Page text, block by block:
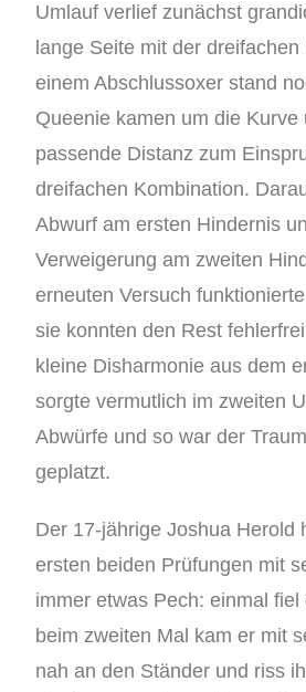
Umlauf verlief zunächst
lange Seite mit der
einem Abschlussoxer stand
Queenie kamen um die Kurve
passende Distanz zum
dreifachen Kombination.
Abwurf am ersten Hindernis
Verweigerung am zweiten
erneuten Versuch
sie konnten den Rest
kleine Disharmonie aus dem
sorgte vermutlich im zweiten
Abwürfe und so war der
geplatzt.
Der 17-jährige Joshua Herold
ersten beiden Prüfungen mit
immer etwas Pech: einmal fiel
beim zweiten Mal kam er mit
nah an den Ständer und riss